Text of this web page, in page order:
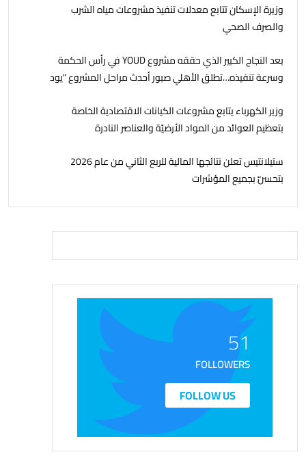
وزيرة الإسكان تتابع معدلات تنفيذ مشروعات مياه الشرب
والصرف الصحي
بعد النجاح الكبير الذي حققه مشروع YOUD في رأس الحكمة
وسرعة تنفيذه…تطلق الأهلي صبور أحدث مراحل المشروع "يود
وزير الكهرباء يتابع مشروعات الكيانات الاقتصادية الخاصة
بتعظيم العوائد من المواد الأرضيّة والعناصر النادرة
ستيلانتيس تعلن نتائجها المالية للربع الثاني من عام 2026
بتحسّن بجميع المؤشرات
51
FOLLOWERS
FOLLOW US